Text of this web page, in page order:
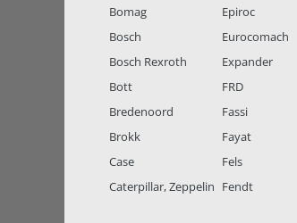
Bomag
Bosch
Bosch Rexroth
Bott
Bredenoord
Brokk
Case
Caterpillar, Zeppelin
Epiroc
Eurocomach
Expander
FRD
Fassi
Fayat
Fels
Fendt